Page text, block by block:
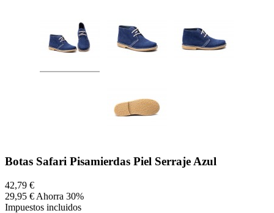
Botas Safari Pisamierdas Piel Serraje Azul
42,79 €
29,95 € Ahorra 30%
Impuestos incluidos